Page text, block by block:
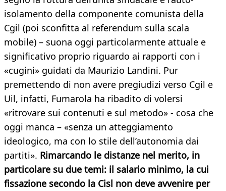
isolamento della componente comunista della
Cgil (poi sconfitta al referendum sulla scala
mobile) – suona oggi particolarmente attuale e
significativo proprio riguardo ai rapporti con i
«cugini» guidati da Maurizio Landini. Pur
premettendo di non avere pregiudizi verso Cgil e
Uil, infatti, Fumarola ha ribadito di volersi
«ritrovare sui contenuti e sul metodo» - cosa che
oggi manca – «senza un atteggiamento
ideologico, ma con lo stile dell’autonomia dai
partiti». Rimarcando le distanze nel merito, in
particolare su due temi: il salario minimo, la cui
fissazione secondo la Cisl non deve avvenire per